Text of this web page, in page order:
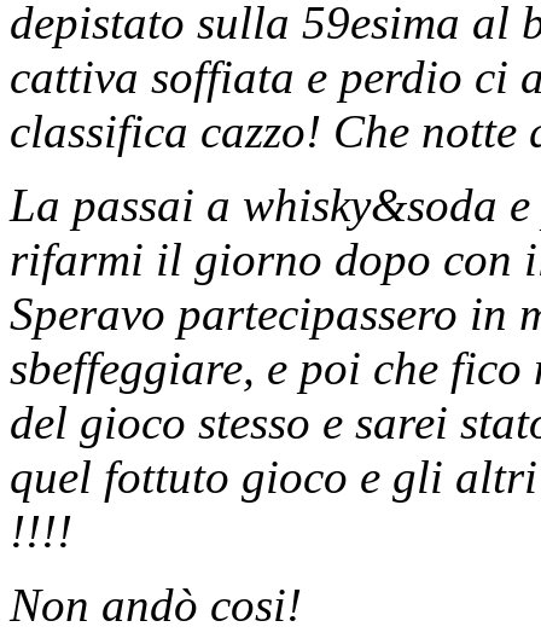
depistato sulla 59esima al
cattiva soffiata e perdio ci
classifica cazzo! Che notte
La passai a whisky&soda
rifarmi il giorno dopo con
Speravo partecipassero in
sbeffeggiare, e poi che
del gioco stesso e sarei
quel fottuto gioco e gli
!!!!
Non andò cosi!